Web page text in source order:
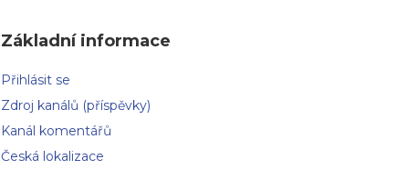
Základní informace
Přihlásit se
Zdroj kanálů (příspěvky)
Kanál komentářů
Česká lokalizace